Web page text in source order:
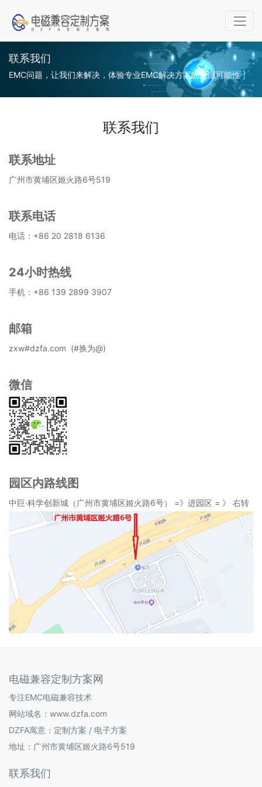
联系我们
EMC问题，让我们来解决，体验专业EMC解决方案的无限可能性！
联系我们
联系地址
广州市黄埔区姬火路6号519
联系电话
电话：+86 20 2818 6136
24小时热线
手机：+86 139 2899 3907
邮箱
zxw#dzfa.com (#换为@)
微信
园区内路线图
中巨·科学创新城（ 广州市黄埔区姬火路6号） =》进园区 = 》 右转
电磁兼容定制方案网
专注EMC电磁兼容技术
网站域名：www.dzfa.com
DZFA寓意：定制方案 / 电子方案
地址：广州市黄埔区姬火路6号519
联系我们